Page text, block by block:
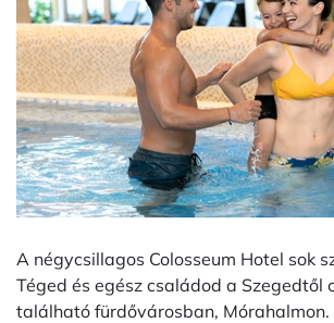
A négycsillagos Colosseum Hotel sok
Téged és egész családod a Szegedtől
található fürdővárosban, Mórahalmon.